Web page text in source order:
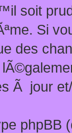
soit
Si
des
Ã jour
phpBB